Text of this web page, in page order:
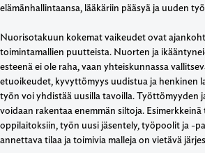
elämänhallintaansa, lääkäriin pääsyä ja uuden
Nuorisotakuun kokemat vaikeudet ovat
toimintamallien puutteista. Nuorten ja
esteenä ei ole raha, vaan yhteiskunnassa
etuoikeudet, kyvyttömyys uudistua ja henkinen
työn voi yhdistää uusilla tavoilla. Työttömyyden
voidaan rakentaa enemmän siltoja.
oppilaitoksiin, työn uusi jäsentely, työpoolit ja -
annettava tilaa ja toimivia malleja on vietävä